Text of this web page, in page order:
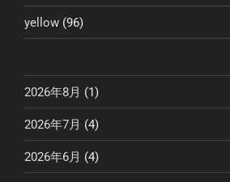
yellow (96)
2026年8月 (1)
2026年7月 (4)
2026年6月 (4)